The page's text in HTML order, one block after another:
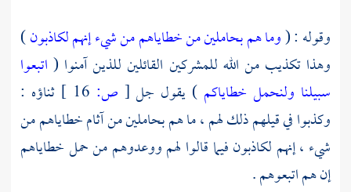
وقوله : (وما هم بحاملين من خطاياهم من شيء إنهم لكاذبون)
وهذا تكذيب من الله للمشركين القائلين للذين آمنوا ( اتبعوا
سبيلنا ولنحمل خطاياكم ) يقول جل [ ص:
ثناؤه :
وكذبوا في قيلهم ذلك لهم ، ما هم بحاملين من آثام خطاياهم من
شيء ، إنهم لكاذبون فيما قالوا لهم ووعدوهم من حمل خطاياهم
إن هم اتبعوهم .